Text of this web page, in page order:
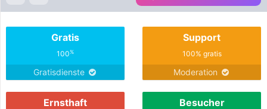
Gratis
100%
Gratisdienste
Support
100% gratis
Moderation
Ernsthaft Besucher